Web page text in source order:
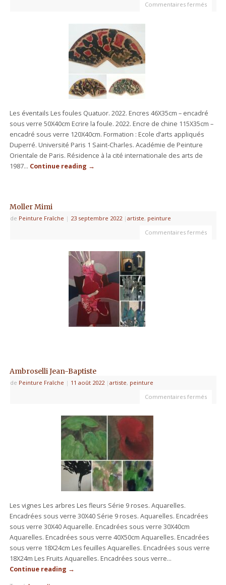
Commentaires fermés
Les éventails Les foules Quatuor. 2022. Encres 46X35cm – encadré
sous verre 50X40cm Ecrire la foule. 2022. Encre de chine 115X35cm –
encadré sous verre 120X40cm. Formation : Ecole d’arts appliqués
Duperré. Université Paris 1 Saint-Charles. Académie de Peinture
Orientale de Paris. Résidence à la cité internationale des arts de
1987… Continue reading →
Moller Mimi
de Peinture Fraîche | 23 septembre 2022 | artiste, peinture
Commentaires fermés
Ambroselli Jean-Baptiste
de Peinture Fraîche | 11 août 2022 | artiste, peinture
Commentaires fermés
Les vignes Les arbres Les fleurs Série 9 roses. Aquarelles.
Encadrées sous verre 30X40 Série 9 roses. Aquarelles. Encadrées
sous verre 30X40 Aquarelle. Encadrées sous verre 30X40cm
Aquarelles. Encadrées sous verre 40X50cm Aquarelles. Encadrées
sous verre 18X24cm Les feuilles Aquarelles. Encadrées sous verre
18X24m Les Fruits Aquarelles. Encadrées sous verre…
Continue reading →